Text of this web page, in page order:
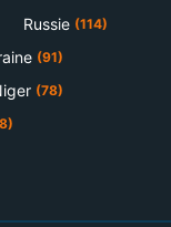
Russie (114)
(91)
(78)